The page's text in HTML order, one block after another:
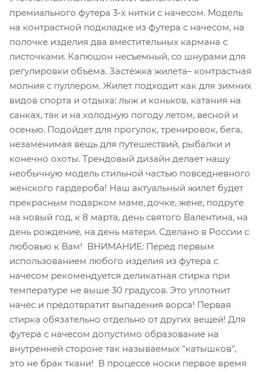
премиального футера 3-х нитки с начесом. Модель
на контрастной подкладке из футера с начесом, на
полочке изделия два вместительных кармана с
листочками. Капюшон несъемный, со шнурами для
регулировки объёма. Застёжка жилета– контрастная
молния с пуллером. Жилет подходит как для зимних
видов спорта и отдыха: лыж и коньков, катания на
санках, так и на холодную погоду летом, весной и
осенью. Подойдет для прогулок, тренировок, бега,
незаменимая вещь для путешествий, рыбалки и
конечно охоты. Трендовый дизайн делает нашу
необычную модель стильной частью повседневного
женского гардероба! Наш актуальный жилет будет
прекрасным подарком маме, дочке, жене, подруге
на новый год, к 8 марта, день святого Валентина, на
день рождение, на день матери. Сделано в России с
любовью к Вам! ВНИМАНИЕ: Перед первым
использованием любого изделия из футера с
начесом рекомендуется деликатная стирка при
температуре не выше 30 градусов. Это уплотнит
начес и предотвратит выпадения ворса! Первая
стирка обязательно отдельно от других вещей! Для
футера с начесом допустимо образование на
внутренней стороне так называемых "катышков",
это не брак ткани! В процессе носки первое время